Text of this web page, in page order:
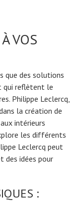
VOS
que des solutions
qui reflètent le
Philippe Leclercq,
la création de
intérieurs
les différents
Leclercq peut
des idées pour
: